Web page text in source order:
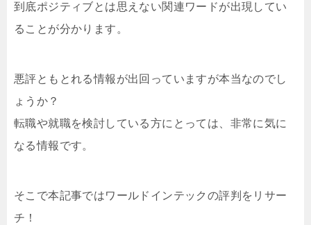
到底ポジティブとは思えない関連ワードが出現してい
ることが分かります。
悪評ともとれる情報が出回っていますが本当なのでし
ょうか？
転職や就職を検討している方にとっては、非常に気に
なる情報です。
そこで本記事ではワールドインテックの評判をリサー
チ！